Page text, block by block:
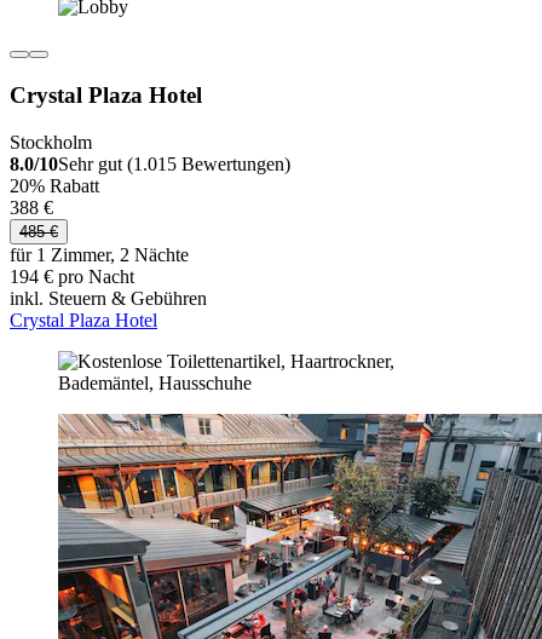
Crystal Plaza Hotel
Stockholm
8.0/10Sehr gut (1.015 Bewertungen)
20% Rabatt
388 €
485 €
für 1 Zimmer, 2 Nächte
194 € pro Nacht
inkl. Steuern & Gebühren
Crystal Plaza Hotel